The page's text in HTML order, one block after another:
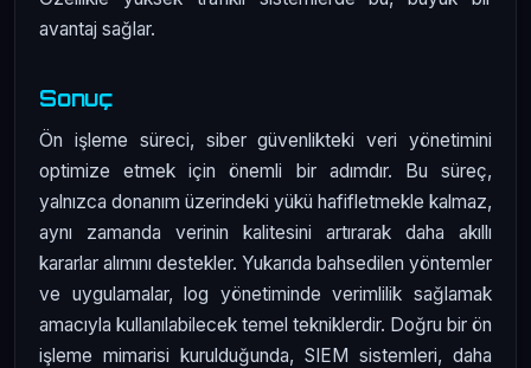
avantaj sağlar.
Sonuç
Ön işleme süreci, siber güvenlikteki veri yönetimini
optimize etmek için önemli bir adımdır. Bu süreç,
yalnızca donanım üzerindeki yükü hafifletmekle kalmaz,
aynı zamanda verinin kalitesini artırarak daha akıllı
kararlar alımını destekler. Yukarıda bahsedilen yöntemler
ve uygulamalar, log yönetiminde verimlilik sağlamak
amacıyla kullanılabilecek temel tekniklerdir. Doğru bir ön
işleme mimarisi kurulduğunda, SIEM sistemleri, daha